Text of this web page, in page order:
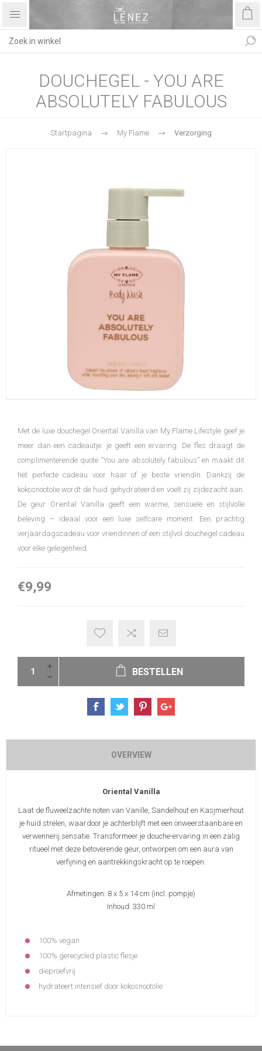
DOUCHEGEL - YOU ARE
ABSOLUTELY FABULOUS
Startpagina My Flame Verzorging
Met de luxe douchegel Oriental Vanilla van My Flame Lifestyle geef je
meer dan een cadeautje: je geeft een ervaring. De fles draagt de
complimenterende quote “You are absolutely fabulous” en maakt dit
het perfecte cadeau voor haar of je beste vriendin. Dankzij de
kokosnootolie wordt de huid gehydrateerd en voelt zij zijdezacht aan.
De geur Oriental Vanilla geeft een warme, sensuele en stijlvolle
beleving – ideaal voor een luxe selfcare moment. Een prachtig
verjaardagscadeau voor vriendinnen of een stijlvol douchegel cadeau
voor elke gelegenheid.
€9,99
BESTELLEN
OVERVIEW
Oriental Vanilla
Laat de fluweelzachte noten van Vanille, Sandelhout en Kasjmierhout
je huid strelen, waardoor je achterblijft met een onweerstaanbare en
verwennerij sensatie. Transformeer je douche-ervaring in een zalig
ritueel met deze betoverende geur, ontworpen om een aura van
verfijning en aantrekkingskracht op te roepen.
Afmetingen: 8 x 5 x 14 cm (incl. pompje)
Inhoud: 330 ml
100% vegan
100% gerecycled plastic flesje
dieproefvrij
hydrateert intensief door kokosnootolie